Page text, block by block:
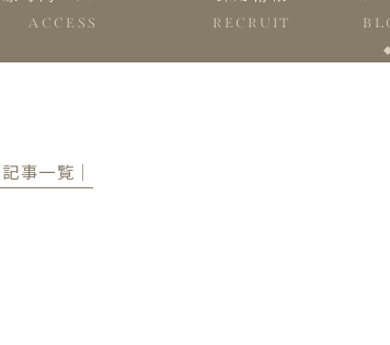
ACCESS RECRUIT
事一覧│